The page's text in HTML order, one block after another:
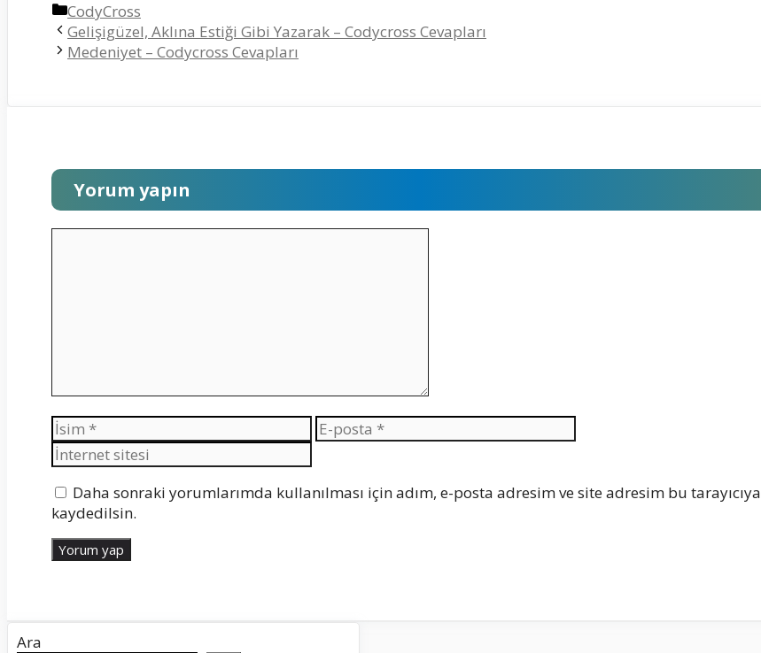
Kategoriler
CodyCross
Gelişigüzel, Aklına Estiği Gibi Yazarak – Codycross Cevapları
Medeniyet – Codycross Cevapları
Yorum yapın
İsim
E-
posta
sitesi
Daha sonraki yorumlarımda kullanılması için adım, e-posta adresim ve site adresim bu tarayıcıya
kaydedilsin.
Ara